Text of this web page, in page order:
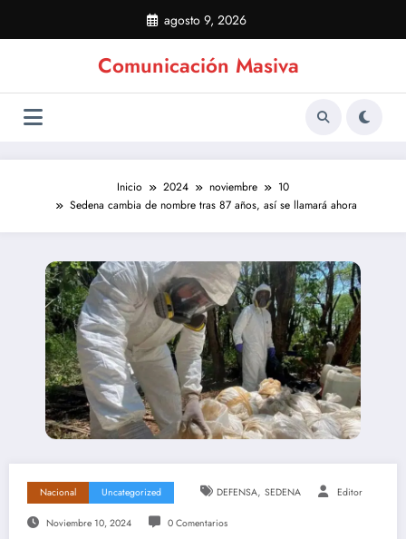
contenido
agosto 9, 2026
Comunicación Masiva
Inicio 2024 noviembre
10
Sedena cambia de nombre tras 87 años, así se llamará ahora
Nacional Uncategorized DEFENSA, SEDENA Editor
Noviembre 10, 2024 0 Comentarios